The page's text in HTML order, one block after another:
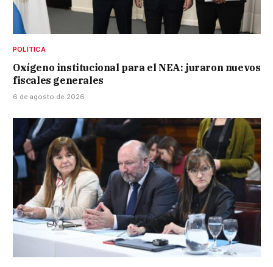
POLÍTICA
Oxígeno institucional para el NEA: juraron nuevos
fiscales generales
6 de agosto de 2026